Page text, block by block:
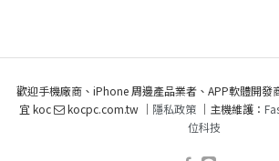
歡迎手機廠商、iPhone 周邊產品業者、APP軟體開發
宜 koc
kocpc.com.tw ｜ 隱私政策｜主機維護：
位科技